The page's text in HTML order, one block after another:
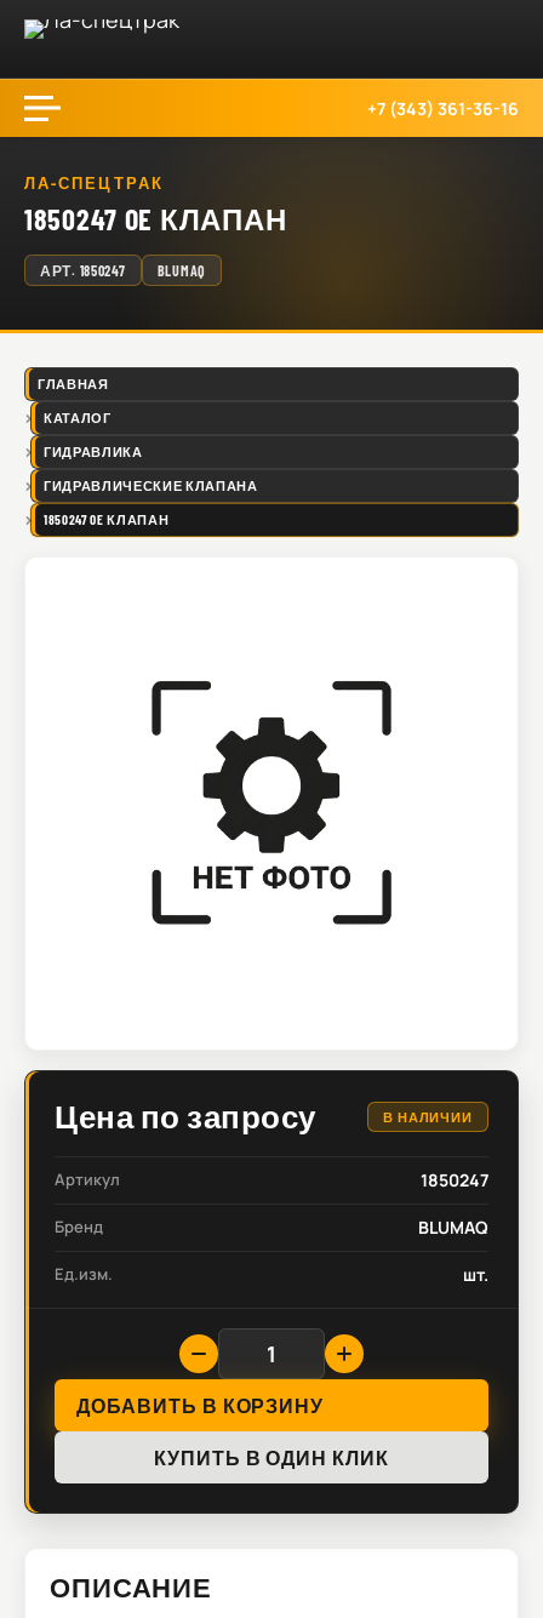
+7 (343) 361-36-16
ЛА-СПЕЦТРАК
1850247 OE КЛАПАН
АРТ. 1850247 BLUMAQ
ГЛАВНАЯ
КАТАЛОГ
ГИДРАВЛИКА
ГИДРАВЛИЧЕСКИЕ КЛАПАНА
1850247 OE КЛАПАН
Цена по запросу В НАЛИЧИИ
Артикул 1850247
Бренд BLUMAQ
Ед.изм. шт.
ДОБАВИТЬ В КОРЗИНУ
КУПИТЬ В ОДИН КЛИК
ОПИСАНИЕ